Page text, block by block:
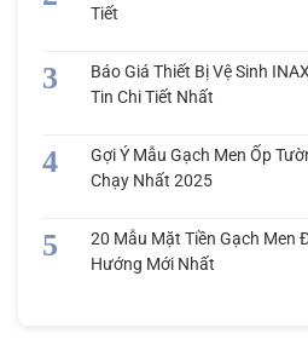
Tiết
Báo Giá Thiết Bị Vệ Sinh
Tin Chi Tiết Nhất
Gợi Ý Mẫu Gạch Men Ốp
Chạy Nhất 2025
20 Mẫu Mặt Tiền Gạch Men
Hướng Mới Nhất